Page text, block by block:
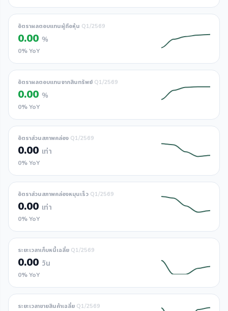
อัตราผลตอบแทนผู้ถือหุ้น Q1/2569
0.00 %
0% YoY
อัตราผลตอบแทนจากสินทรัพย์ Q1/2569
0.00 %
0% YoY
อัตราส่วนสภาพคล่อง Q1/2569
0.00 เท่า
0% YoY
อัตราส่วนสภาพคล่องหมุนเร็ว Q1/2569
0.00 เท่า
0% YoY
ระยะเวลาเก็บหนี้เฉลี่ย Q1/2569
0.00 วัน
0% YoY
ระยะเวลาขายสินค้าเฉลี่ย Q1/2569